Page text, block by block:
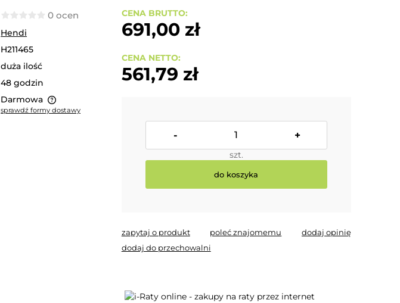
0 ocen
Hendi
H211465
duża ilość
48 godzin
Darmowa
sprawdź formy dostawy
CENA BRUTTO:
691,00 zł
CENA NETTO:
561,79 zł
- +
szt.
do koszyka
zapytaj o produkt poleć znajomemu
dodaj opinię
dodaj do przechowalni